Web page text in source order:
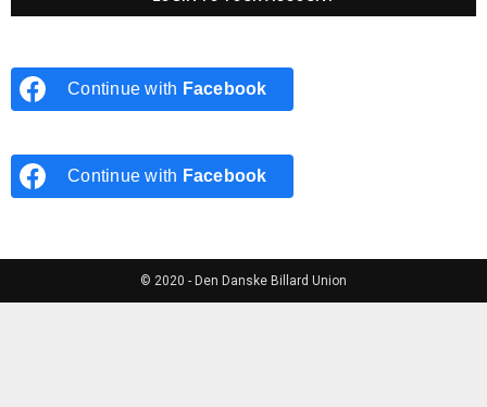
Continue with Facebook
Continue with Facebook
© 2020 - Den Danske Billard Union